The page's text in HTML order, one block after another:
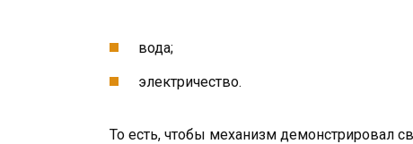
вода;
электричество.
То есть, чтобы механизм демонстрировал